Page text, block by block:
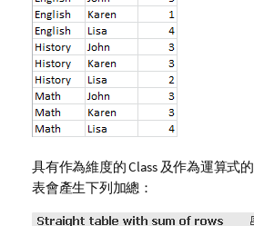
具有作為維度的Class及作為運算式的
表會產生下列加總：